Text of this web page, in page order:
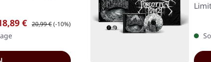
€ Regulärer Preis:
20,99 €(-10%)